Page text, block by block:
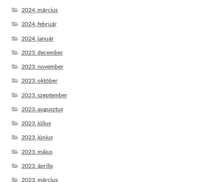
2024. március
2024. február
2024. január
2023. december
2023. november
2023. október
2023. szeptember
2023. augusztus
2023. július
2023. június
2023. május
2023. április
2023. március